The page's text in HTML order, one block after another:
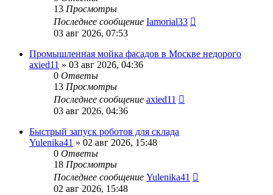
13 Просмотры
Последнее сообщение Iamorial33
03 авг 2026, 07:53
Промышленная мойка фасадов в Москве недорого
axied11 » 03 авг 2026, 04:36
0 Ответы
13 Просмотры
Последнее сообщение axied11
03 авг 2026, 04:36
Быстрый запуск роботов для склада
Yulenika41 » 02 авг 2026, 15:48
0 Ответы
18 Просмотры
Последнее сообщение Yulenika41
02 авг 2026, 15:48